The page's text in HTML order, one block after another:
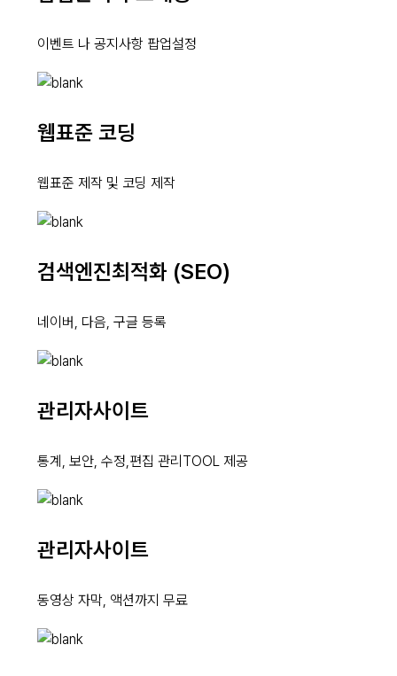
이벤트 나 공지사항 팝업설정
웹표준 코딩
웹표준 제작 및 코딩 제작
검색엔진최적화 (SEO)
네이버, 다음, 구글 등록
관리자사이트
통계, 보안, 수정,편집 관리TOOL 제공
관리자사이트
동영상 자막, 액션까지 무료